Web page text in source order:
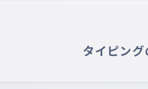
タイピン